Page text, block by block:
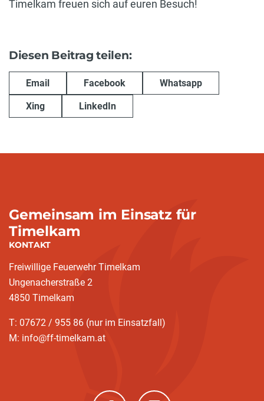
Timelkam freuen sich auf euren Besuch!
Diesen Beitrag teilen:
Email Facebook Whatsapp
Xing LinkedIn
Gemeinsam im Einsatz für
Timelkam
KONTAKT
Freiwillige Feuerwehr Timelkam
Ungenacherstraße 2
4850 Timelkam
T: 07672 / 955 86 (nur im Einsatzfall)
M: info@ff-timelkam.at